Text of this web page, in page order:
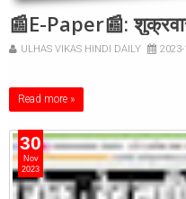
📰E-Paper📰:
ULHAS VIKAS HINDI DAILY 2023-
Read more »
30
Nov
2023